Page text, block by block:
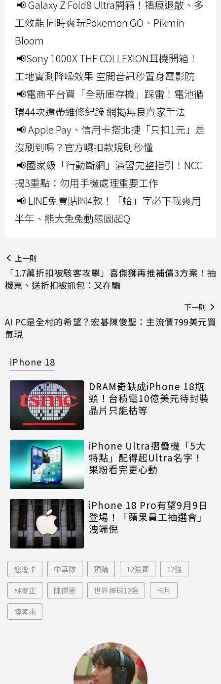
📢 Galaxy Z Fold8 Ultra開箱！摺痕退散、多
工效能 同時爽玩Pokemon GO、Pikmin
Bloom
📢Sony 1000X THE COLLEXION耳機開箱！
工地實測降噪效果 空間音訊秒置身電影院
📢電商平台買「全新庫存機」踩雷！電池循
環44次還帶維修紀錄 網揭無良賣家手法
📢 Apple Pay、信用卡搭北捷「只扣1元」是
沒刷到嗎？官方曝扣款規則秒懂
📢國家級「行動斷網」演習完整指引！NCC
揭3重點：勿用手機處理重要工作
📢 LINE免費貼圖4款！「蛤」字必下載爽用
半年、熊大兔兔動態圖超Q
上一則
「1.7萬折扣被駭客攻擊」喜傑獅再推補償3方案！抽
機票、送折扣被抓包：又在騙
下一則
AI PC是全村的希望？宏碁陳俊聖：主流價799美元買
氣現
iPhone 18
DRAM奇缺成iPhone 18瓶
頸！台積電10億美元待封裝
晶片只能枯等
iPhone Ultra摺疊機「5大
特點」配得起Ultra名字！
果粉看完更心動
iPhone 18 Pro有望9月9日
登場！「蘋果員工抽選會」
洩端倪
悠遊卡 中華隊 預購 12強賽 12強
林家正 陳傑憲 世界棒球12強 卡片
博客來